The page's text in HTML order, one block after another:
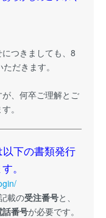
つきましても、8
だきます。
、何卒ご理解とご
。
下の書類発行
。
載の受注番号と、
話番号が必要です。